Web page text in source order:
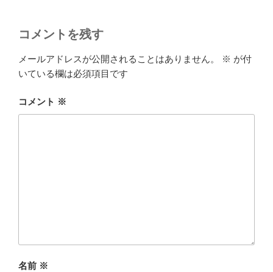
コメントを残す
メールアドレスが公開されることはありません。 ※ が付
いている欄は必須項目です
コメント ※
名前 ※